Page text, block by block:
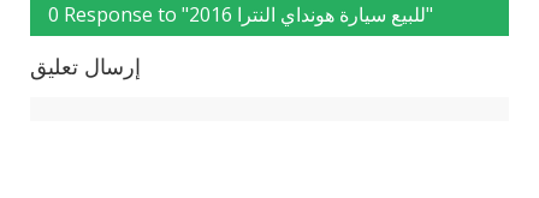
0 Response to "للبيع سيارة هونداي النترا 2016"
إرسال تعليق